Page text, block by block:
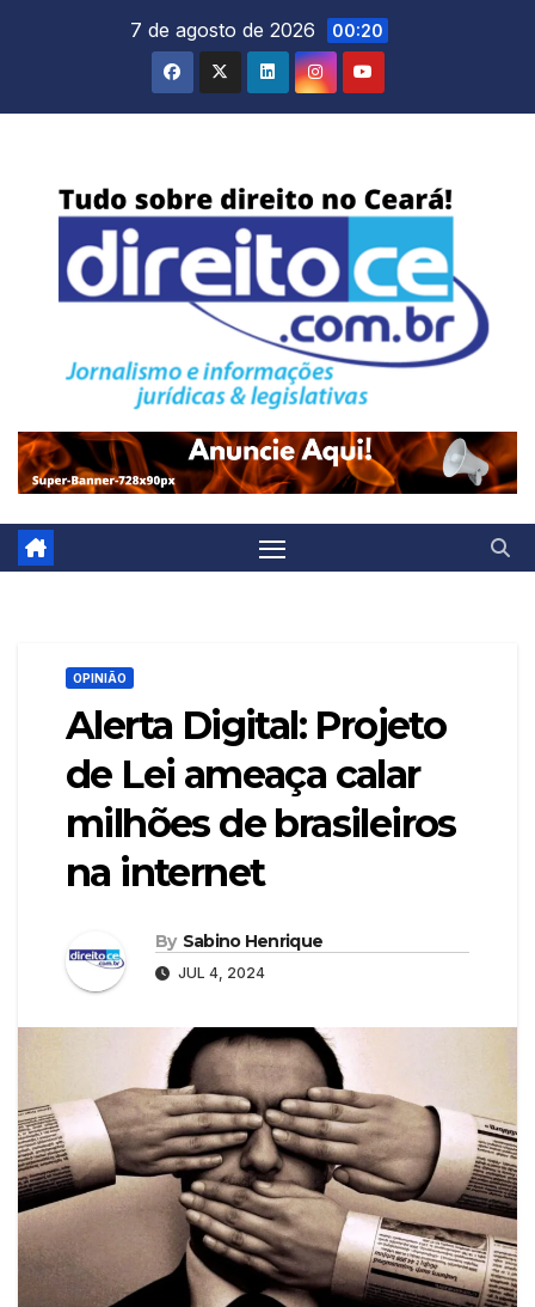
7 de agosto de 2026 00:20
OPINIÃO
Alerta Digital: Projeto
de Lei ameaça calar
milhões de brasileiros
na internet
By Sabino Henrique
JUL 4, 2024